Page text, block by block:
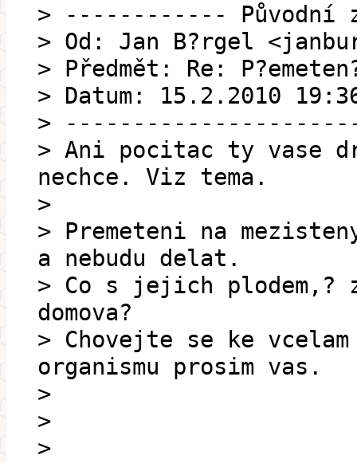
> ------------ Původní
> Od: Jan B?rgel
> Předmět: Re:
> Datum: 15.2.2010
>
> Ani pocitac ty vase
nechce. Viz tema.
>
> Premeteni na
a nebudu delat.
> Co s jejich plodem,?
domova?
> Chovejte se ke
organismu prosim vas.
>
>
>